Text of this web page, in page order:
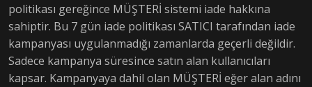
politikası gereğince MÜŞTERİ sistemi iade hakkına
sahiptir. Bu 7 gün iade politikası SATICI tarafından iade
kampanyası uygulanmadığı zamanlarda geçerli değildir.
Sadece kampanya süresince satın alan kullanıcıları
kapsar. Kampanyaya dahil olan MÜŞTERİ eğer alan adını